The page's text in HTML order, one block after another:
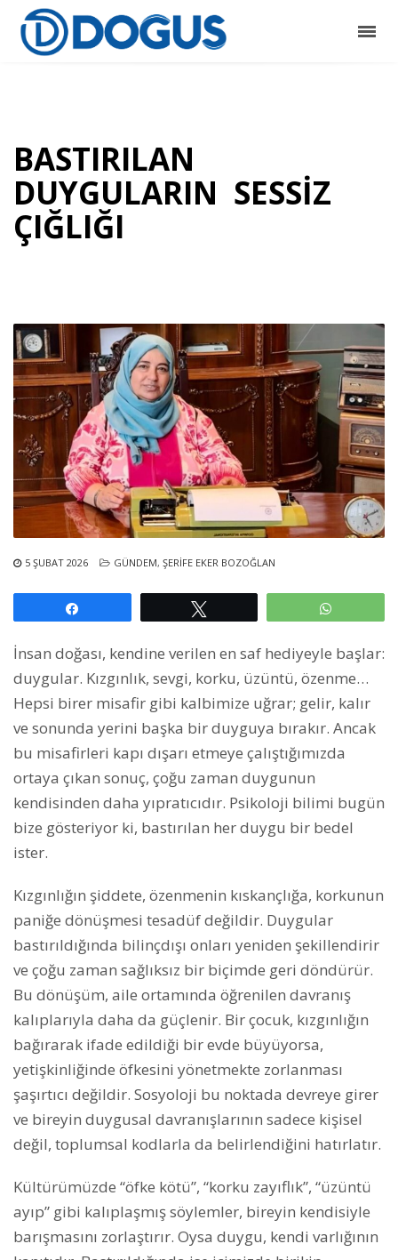
BASTIRILAN
DUYGULARIN SESSİZ
ÇIĞLIĞI
5 ŞUBAT 2026 GÜNDEM, ŞERIFE EKER BOZOĞLAN
İnsan doğası, kendine verilen en saf hediyeyle başlar:
duygular. Kızgınlık, sevgi, korku, üzüntü, özenme…
Hepsi birer misafir gibi kalbimize uğrar; gelir, kalır
ve sonunda yerini başka bir duyguya bırakır. Ancak
bu misafirleri kapı dışarı etmeye çalıştığımızda
ortaya çıkan sonuç, çoğu zaman duygunun
kendisinden daha yıpratıcıdır. Psikoloji bilimi bugün
bize gösteriyor ki, bastırılan her duygu bir bedel
ister.
Kızgınlığın şiddete, özenmenin kıskançlığa, korkunun
paniğe dönüşmesi tesadüf değildir. Duygular
bastırıldığında bilinçdışı onları yeniden şekillendirir
ve çoğu zaman sağlıksız bir biçimde geri döndürür.
Bu dönüşüm, aile ortamında öğrenilen davranış
kalıplarıyla daha da güçlenir. Bir çocuk, kızgınlığın
bağırarak ifade edildiği bir evde büyüyorsa,
yetişkinliğinde öfkesini yönetmekte zorlanması
şaşırtıcı değildir. Sosyoloji bu noktada devreye girer
ve bireyin duygusal davranışlarının sadece kişisel
değil, toplumsal kodlarla da belirlendiğini hatırlatır.
Kültürümüzde “öfke kötü”, “korku zayıflık”, “üzüntü
ayıp” gibi kalıplaşmış söylemler, bireyin kendisiyle
barışmasını zorlaştırır. Oysa duygu, kendi varlığının